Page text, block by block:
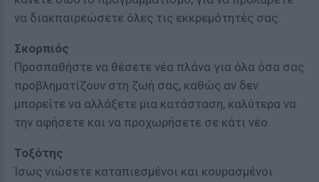
να διακπαιρεώσετε όλες τις εκκρεμότητές σας.
Σκορπιός
Προσπαθήστε να θέσετε νέα πλάνα για όλα όσα σας
προβληματίζουν στη ζωή σας, καθώς αν δεν
μπορείτε να αλλάξετε μια κατάσταση, καλύτερα να
την αφήσετε και να προχωρήσετε σε κάτι νέο.
Τοξότης
Ίσως νιώσετε καταπιεσμένοι και κουρασμένοι